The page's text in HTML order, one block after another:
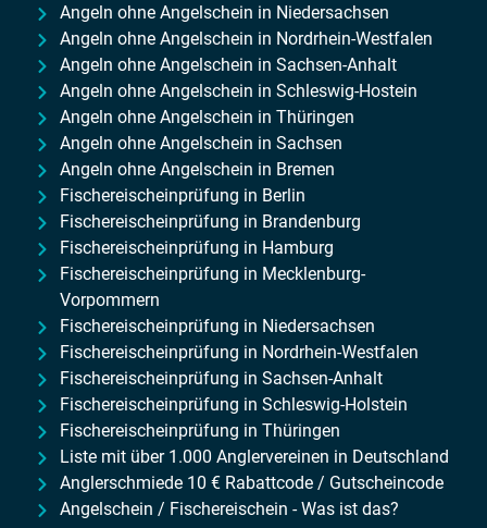
Angeln ohne Angelschein in Niedersachsen
Angeln ohne Angelschein in Nordrhein-Westfalen
Angeln ohne Angelschein in Sachsen-Anhalt
Angeln ohne Angelschein in Schleswig-Hostein
Angeln ohne Angelschein in Thüringen
Angeln ohne Angelschein in Sachsen
Angeln ohne Angelschein in Bremen
Fischereischeinprüfung in Berlin
Fischereischeinprüfung in Brandenburg
Fischereischeinprüfung in Hamburg
Fischereischeinprüfung in Mecklenburg-
Vorpommern
Fischereischeinprüfung in Niedersachsen
Fischereischeinprüfung in Nordrhein-Westfalen
Fischereischeinprüfung in Sachsen-Anhalt
Fischereischeinprüfung in Schleswig-Holstein
Fischereischeinprüfung in Thüringen
Liste mit über 1.000 Anglervereinen in Deutschland
Anglerschmiede 10 € Rabattcode / Gutscheincode
Angelschein / Fischereischein - Was ist das?